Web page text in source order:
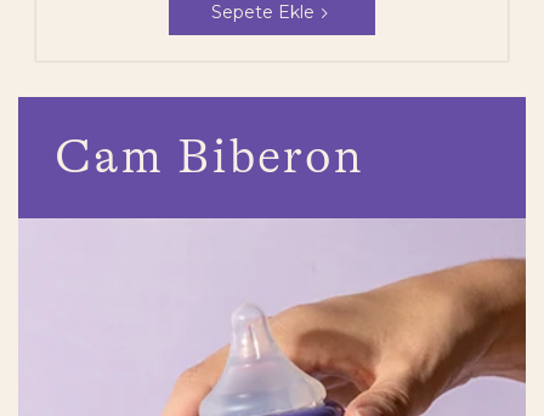
Cam Biberon
Sepete Ekle